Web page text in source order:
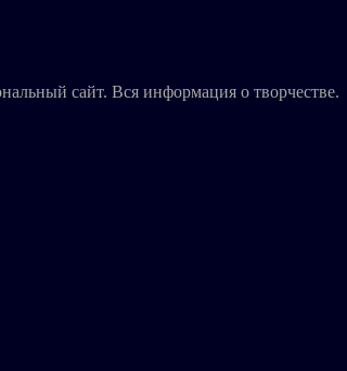
сайт. Вся информация о творчестве.